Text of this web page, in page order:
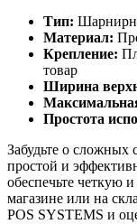
Тип:
Материал:
Крепление:
товар
Ширина
Простота
Забудьте о сложных
простой и
обеспечьте четкую
магазине или на
POS SYSTEMS и